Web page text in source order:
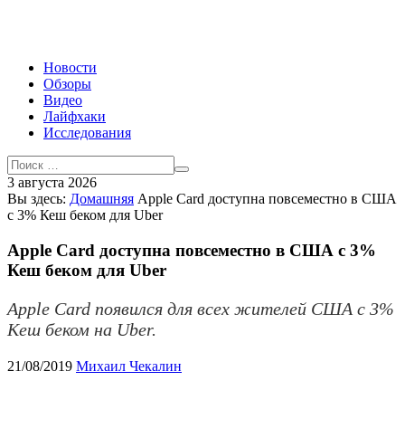
Новости
Обзоры
Видео
Лайфхаки
Исследования
3 августа 2026
Вы здесь: Домашняя Apple Card доступна повсеместно в США
с 3% Кеш беком для Uber
Apple Card доступна повсеместно в США с 3%
Кеш беком для Uber
Apple Card появился для всех жителей США с 3%
Кеш беком на Uber.
21/08/2019 Михаил Чекалин